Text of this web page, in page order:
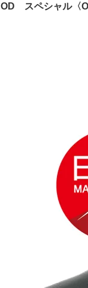
OD スペシャル〈